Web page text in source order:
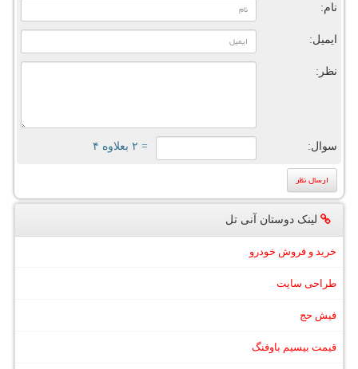
نام:
ایمیل:
نظر:
سوال: = ۲ بعلاوه ۴
لینک دوستان آنی تل
خرید و فروش خودرو
طراحی سایت
فیش حج
قیمت بیسیم باوفنگ